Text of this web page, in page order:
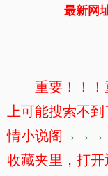
最新网
重要！！
上可能搜索不
情小说阁
收藏夹里，打